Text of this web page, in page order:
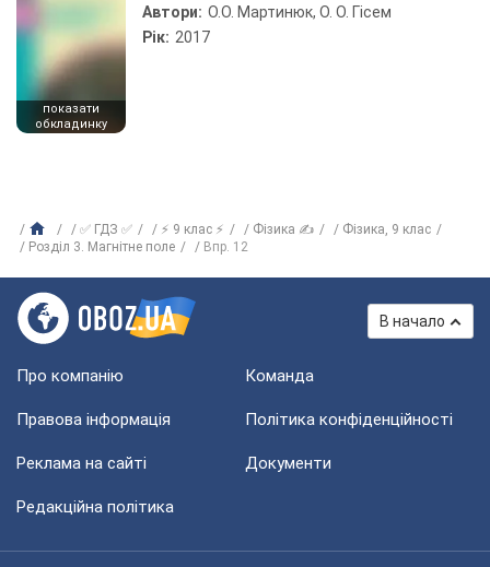
показати
обкладинку
Автори: О.О. Мартинюк, О. О. Гісем
Рік: 2017
✅ ГДЗ ✅ ⚡ 9 клас ⚡ Фізика ✍
Фізика, 9 клас
Розділ 3. Магнітне поле
Впр. 12
В начало
Про компанію Команда
Правова інформація Політика конфіденційності
Реклама на сайті Документи
Редакційна політика